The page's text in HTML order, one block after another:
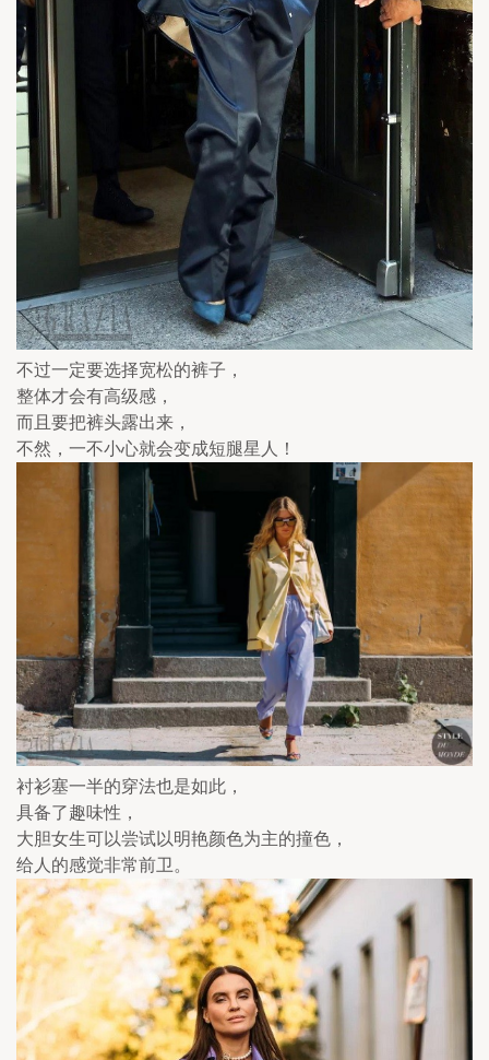
不过一定要选择宽松的裤子，
整体才会有高级感，
而且要把裤头露出来，
不然，一不小心就会变成短腿星人！
衬衫塞一半的穿法也是如此，
具备了趣味性，
大胆女生可以尝试以明艳颜色为主的撞色，
给人的感觉非常前卫。